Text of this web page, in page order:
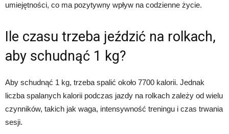
umiejętności, co ma pozytywny wpływ na codzienne życie.
Ile czasu trzeba jeździć na rolkach,
aby schudnąć 1 kg?
Aby schudnąć 1 kg, trzeba spalić około 7700 kalorii. Jednak
liczba spalanych kalorii podczas jazdy na rolkach zależy od wielu
czynników, takich jak waga, intensywność treningu i czas trwania
sesji.